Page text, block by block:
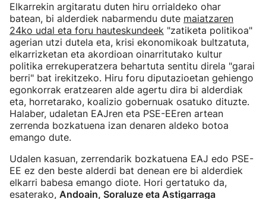
Elkarrekin argitaratu duten hiru orrialdeko ohar
batean, bi alderdiek nabarmendu dute maiatzaren
24ko udal eta foru hauteskundeek "zatiketa politikoa"
agerian utzi dutela eta, krisi ekonomikoak bultzatuta,
elkarrizketan eta akordioan oinarritutako kultur
politika errekuperatzera behartuta sentitu direla "garai
berri" bat irekitzeko. Hiru foru diputazioetan gehiengo
egonkorrak eratzearen alde agertu dira bi alderdiak
eta, horretarako, koalizio gobernuak osatuko dituzte.
Halaber, udaletan EAJren eta PSE-EEren artean
zerrenda bozkatuena izan denaren aldeko botoa
emango dute.
Udalen kasuan, zerrendarik bozkatuena EAJ edo PSE-
EE ez den beste alderdi bat denean ere bi alderdiek
elkarri babesa emango diote. Hori gertatuko da,
esaterako, Andoain, Soraluze eta Astigarraga